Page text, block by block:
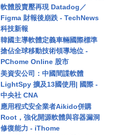
軟體股賣壓再現 Datadog／
Figma 財報後崩跌 - TechNews
科技新報
韓國主導軟體定義車輛國際標準
搶佔全球移動技術領導地位 -
PChome Online 股市
美資安公司：中國間諜軟體
LightSpy 擴及13國使用| 國際 -
中央社 CNA
應用程式安全業者Aikido併購
Root，強化開源軟體與容器漏洞
修復能力 - iThome